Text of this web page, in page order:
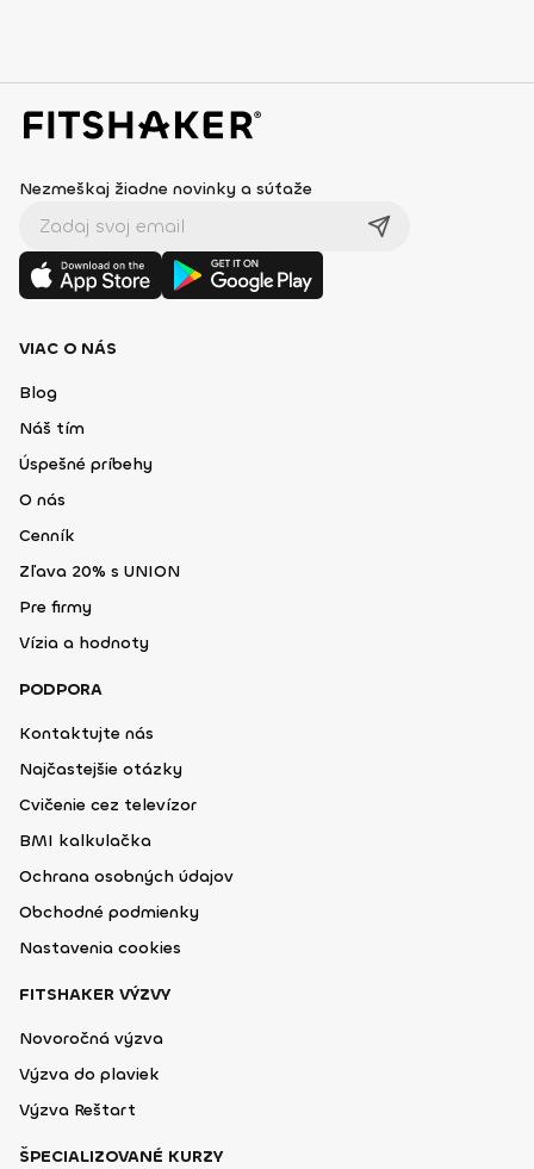
Nezmeškaj žiadne novinky a súťaže
VIAC O NÁS
Blog
Náš tím
Úspešné príbehy
O nás
Cenník
Zľava 20% s UNION
Pre firmy
Vízia a hodnoty
PODPORA
Kontaktujte nás
Najčastejšie otázky
Cvičenie cez televízor
BMI kalkulačka
Ochrana osobných údajov
Obchodné podmienky
Nastavenia cookies
FITSHAKER VÝZVY
Novoročná výzva
Výzva do plaviek
Výzva Reštart
ŠPECIALIZOVANÉ KURZY